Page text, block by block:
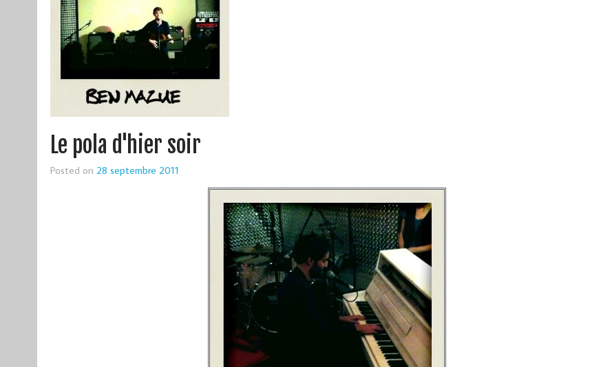
Le pola d'hier soir
Posted on 28 septembre 2011